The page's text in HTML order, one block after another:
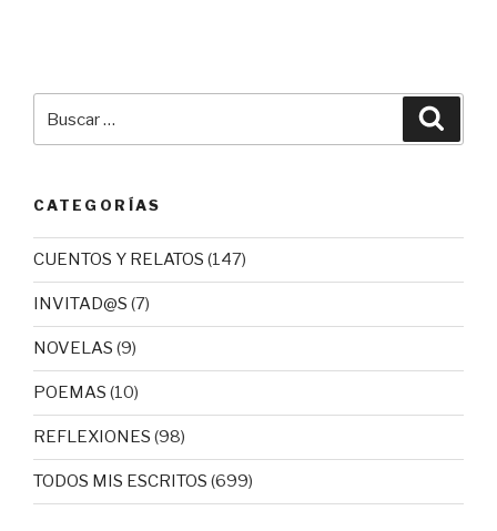
por:
CATEGORÍAS
CUENTOS Y RELATOS (147)
INVITAD@S (7)
NOVELAS (9)
POEMAS (10)
REFLEXIONES (98)
TODOS MIS ESCRITOS (699)